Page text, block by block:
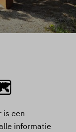
is een
informatie